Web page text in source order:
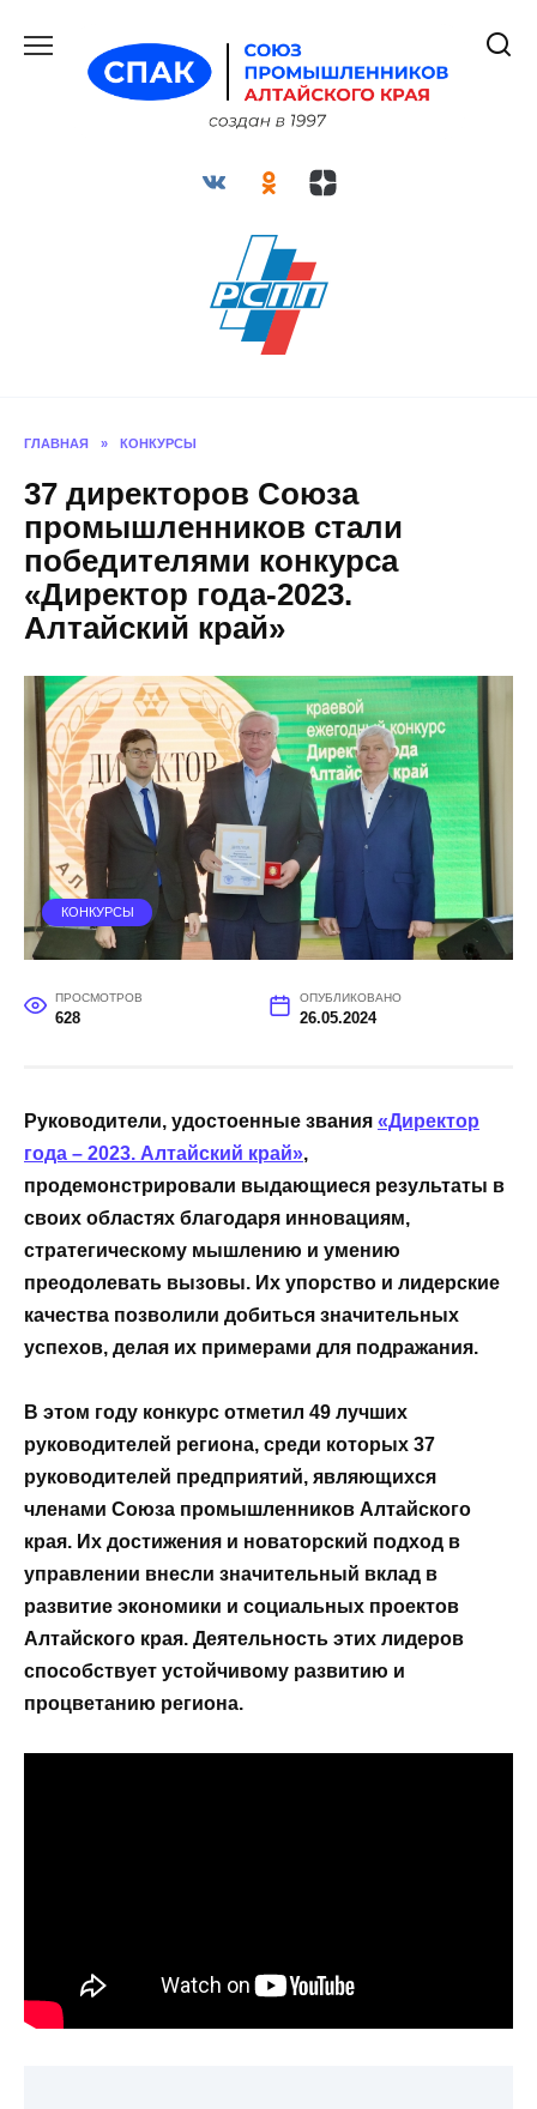
содержанию
ГЛАВНАЯ » КОНКУРСЫ
37 директоров Союза
промышленников стали
победителями конкурса
«Директор года-2023.
Алтайский край»
КОНКУРСЫ
ПРОСМОТРОВ
628
ОПУБЛИКОВАНО
26.05.2024
Руководители, удостоенные звания «Директор
года – 2023. Алтайский край»,
продемонстрировали выдающиеся результаты в
своих областях благодаря инновациям,
стратегическому мышлению и умению
преодолевать вызовы. Их упорство и лидерские
качества позволили добиться значительных
успехов, делая их примерами для подражания.
В этом году конкурс отметил 49 лучших
руководителей региона, среди которых 37
руководителей предприятий, являющихся
членами Союза промышленников Алтайского
края. Их достижения и новаторский подход в
управлении внесли значительный вклад в
развитие экономики и социальных проектов
Алтайского края. Деятельность этих лидеров
способствует устойчивому развитию и
процветанию региона.